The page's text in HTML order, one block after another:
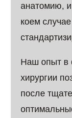
анатомию,
коем
Наш опыт в
хирургии
после